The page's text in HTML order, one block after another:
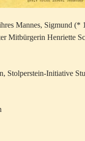
Mannes, Sigmund
Mitbürgerin Henriette
Stolperstein-Initiative